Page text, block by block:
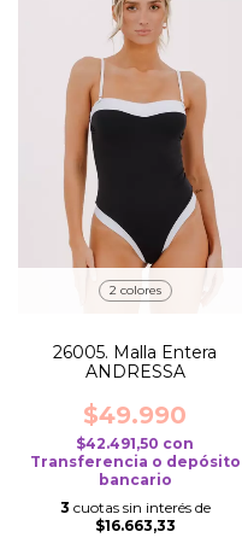
2 colores
26005. Malla Entera
ANDRESSA
$49.990
$42.491,50 con
Transferencia o depósito
bancario
3 cuotas sin interés de
$16.663,33